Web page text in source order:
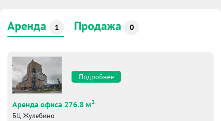
Аренда 1 Продажа 0
Подробнее
Аренда офиса 276.8 м2
БЦ Жулебино